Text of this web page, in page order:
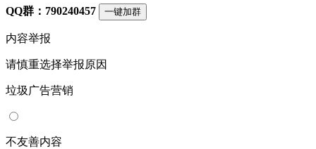
QQ群：790240457 一键加群
内容举报
请慎重选择举报原因
垃圾广告营销
不友善内容